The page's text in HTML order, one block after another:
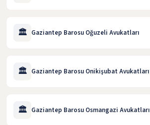
🏛️ Gaziantep Barosu Oğuzeli Avukatları
🏛️ Gaziantep Barosu Onikişubat Avukatları
🏛️ Gaziantep Barosu Osmangazi Avukatları